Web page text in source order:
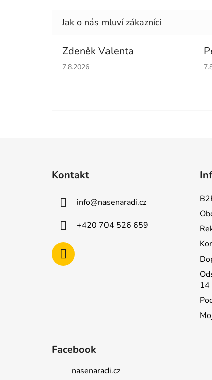
Zdeněk Valenta
Hodnocení obchodu je 5 z 5 hvězdiček.
7.8.2026
Kontakt
info@nasenaradi.cz
+420 704 526 659
14
Facebook
nasenaradi.cz